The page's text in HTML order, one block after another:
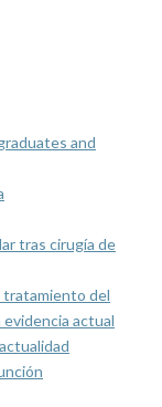
and
tras cirugía de
tratamiento del
actual